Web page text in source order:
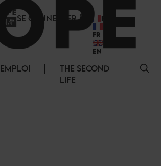
SE CONNECTER
FR
FR
EN
EMPLOI
THE SECOND
LIFE